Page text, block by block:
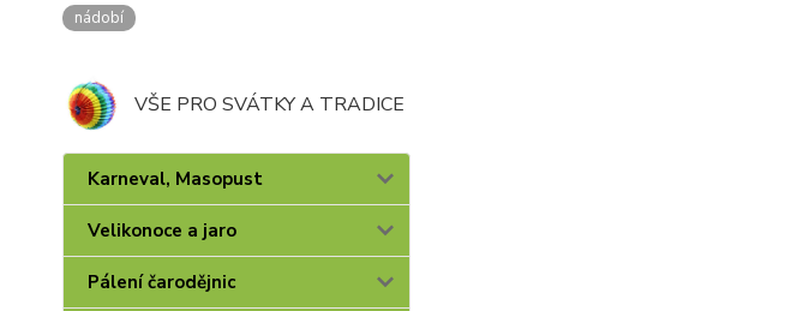
nádobí
VŠE PRO SVÁTKY A TRADICE
Karneval, Masopust
Velikonoce a jaro
Pálení čarodějnic